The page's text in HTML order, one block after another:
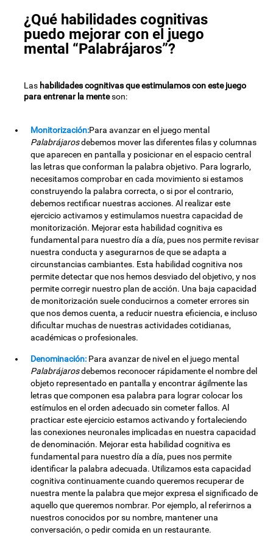
¿Qué habilidades cognitivas
puedo mejorar con el juego
mental “Palabrájaros”?
Las habilidades cognitivas que estimulamos con este juego
para entrenar la menteson:
Monitorización:Para avanzar en el juego mental
Palabrájarosdebemos mover las diferentes filas y columnas
que aparecen en pantalla y posicionar en el espacio central
las letras que conforman la palabra objetivo. Para lograrlo,
necesitamos comprobar en cada movimiento si estamos
construyendo la palabra correcta, o si por el contrario,
debemos rectificar nuestras acciones. Al realizar este
ejercicio activamos y estimulamos nuestra capacidad de
monitorización. Mejorar esta habilidad cognitiva es
fundamental para nuestro día a día, pues nos permite revisar
nuestra conducta y asegurarnos de que se adapta a
circunstancias cambiantes. Esta habilidad cognitiva nos
permite detectar que nos hemos desviado del objetivo, y nos
permite corregir nuestro plan de acción. Una baja capacidad
de monitorización suele conducirnos a cometer errores sin
que nos demos cuenta, a reducir nuestra eficiencia, e incluso
dificultar muchas de nuestras actividades cotidianas,
académicas o profesionales.
Denominación: Para avanzar de nivel en el juego mental
Palabrájarosdebemos reconocer rápidamente el nombre del
objeto representado en pantalla y encontrar ágilmente las
letras que componen esa palabra para lograr colocar los
estímulos en el orden adecuado sin cometer fallos. Al
practicar este ejercicio estamos activando y fortaleciendo
las conexiones neuronales implicadas en nuestra capacidad
de denominación. Mejorar esta habilidad cognitiva es
fundamental para nuestro día a día, pues nos permite
identificar la palabra adecuada. Utilizamos esta capacidad
cognitiva continuamente cuando queremos recuperar de
nuestra mente la palabra que mejor expresa el significado de
aquello que queremos nombrar. Por ejemplo, al referirnos a
nuestros conocidos por su nombre, mantener una
conversación, o pedir comida en un restaurante.